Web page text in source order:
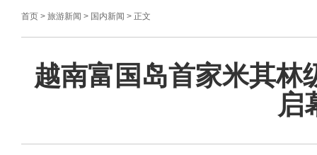
首页 > 旅游新闻 > 国内新闻 > 正文
越南富国岛首家米其林
启